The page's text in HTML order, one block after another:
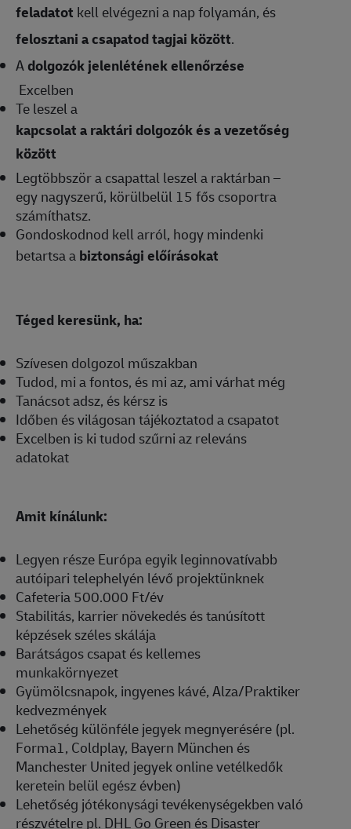
feladatot kell elvégezni a nap folyamán, és
felosztani a csapatod tagjai között.
Adolgozók jelenlétének ellenőrzése
Excelben
Te leszel a
kapcsolat a raktári dolgozók és a vezetőség
között
Legtöbbször a csapattal leszel a raktárban –
egy nagyszerű, körülbelül 15 fős csoportra
számíthatsz.
Gondoskodnod kell arról, hogy mindenki
betartsa abiztonsági előírásokat
Téged keresünk, ha:
Szívesen dolgozol műszakban
Tudod, mi a fontos, és mi az, ami várhat még
Tanácsot adsz, és kérsz is
Időben és világosan tájékoztatod a csapatot
Excelben is ki tudod szűrni az releváns
adatokat
Amit kínálunk:
Legyen része Európa egyik leginnovatívabb
autóipari telephelyén lévő projektünknek
Cafeteria 500.000 Ft/év
Stabilitás, karrier növekedés és tanúsított
képzések széles skálája
Barátságos csapat és kellemes
munkakörnyezet
Gyümölcsnapok, ingyenes kávé, Alza/Praktiker
kedvezmények
Lehetőség különféle jegyek megnyerésére (pl.
Forma1, Coldplay, Bayern München és
Manchester United jegyek online vetélkedők
keretein belül egész évben)
Lehetőség jótékonysági tevékenységekben való
részvételre pl. DHL Go Green és Disaster